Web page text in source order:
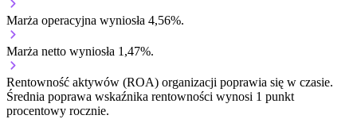
Marża operacyjna wyniosła 4,56%.
Marża netto wyniosła 1,47%.
Rentowność aktywów (ROA) organizacji poprawia się w czasie.
Średnia poprawa wskaźnika rentowności wynosi 1 punkt
procentowy rocznie.